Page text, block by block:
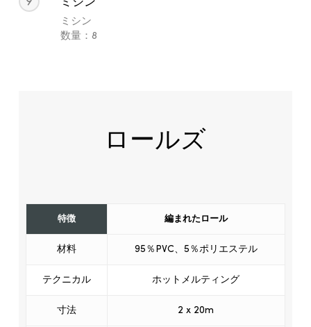
ミシン
数量：8
ロールズ
特徴 編まれたロール
材料 95％PVC、5％ポリエステル
テクニカル ホットメルティング
寸法 2 x 20m